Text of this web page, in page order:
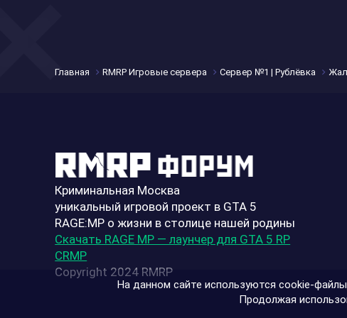
Главная RMRP Игровые сервера Сервер №1 | Рублёвка
Криминальная Москва
уникальный игровой проект в GTA 5
RAGE:MP о жизни в столице нашей родины
Скачать RAGE MP — лаунчер для GTA 5 RP
CRMP
Copyright 2024 RMRP
На данном сайте используются cookie-
Продолжая